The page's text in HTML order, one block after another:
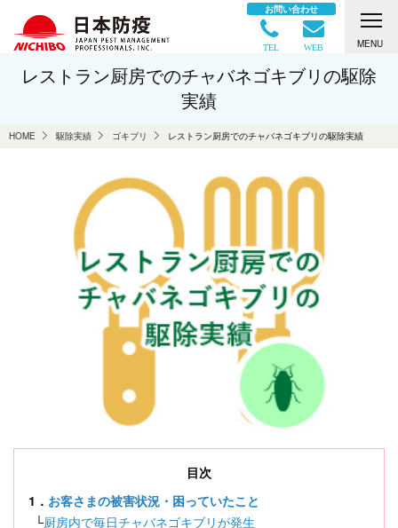
お問い合わせ
TEL WEB MENU
レストラン厨房でのチャバネゴキブリの駆除
実績
HOME 駆除実績 ゴキブリ レストラン厨房でのチャバネゴキブリの駆除実績
目次
1． お客さまの被害状況・困っていたこと
└厨房内で毎日チャバネゴキブリが発生